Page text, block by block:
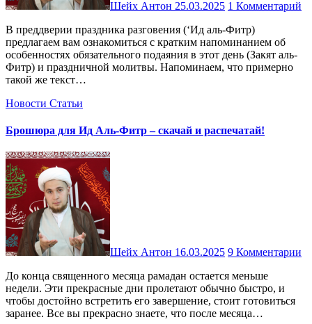
Шейх Антон 25.03.2025 1 Комментарий
В преддверии праздника разговения (‘Ид аль-Фитр)
предлагаем вам ознакомиться с кратким напоминанием об
особенностях обязательного подаяния в этот день (Закят аль-
Фитр) и праздничной молитвы. Напоминаем, что примерно
такой же текст…
Новости Статьи
Брошюра для Ид Аль-Фитр – скачай и распечатай!
Шейх Антон 16.03.2025 9 Комментарии
До конца священного месяца рамадан остается меньше
недели. Эти прекрасные дни пролетают обычно быстро, и
чтобы достойно встретить его завершение, стоит готовиться
заранее. Все вы прекрасно знаете, что после месяца…